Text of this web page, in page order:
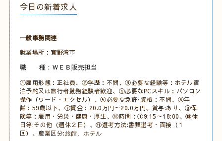
今日の新着求人
一般事務関連
就業場所：宜野湾市
職 種：ＷＥＢ販売担当
①雇用形態：正社員、②学歴：不問、③必要な経験等：ホテル宿
泊予約又は旅行者勤務経験者歓迎、④必要なPCスキル：パソコン
操作（ワード・エクセル）、⑤必要な免許･資格：不問、⑥年
齢：59歳以下、⑦賃金：20.0万円～20.0万円、賞与:あり、⑧保
険等：雇用・労災・健康・厚生、⑨時間：①9:15～18:00、⑩休
日等:その他（週休２日）、⑪選考方法:書類選考・面接（１
回）、産業区分:旅館、ホテル